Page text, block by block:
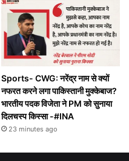
Sports- CWG: नरेंद्र नाम से क्यों
नफरत करने लगा पाकिस्तानी मुक्केबाज?
भारतीय पदक विजेता ने PM को सुनाया
दिलचस्प किस्सा -#INA
23 minutes ago